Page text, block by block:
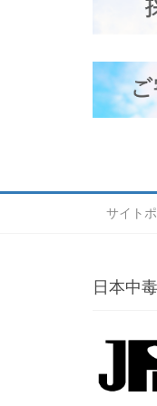
サイト
日本中